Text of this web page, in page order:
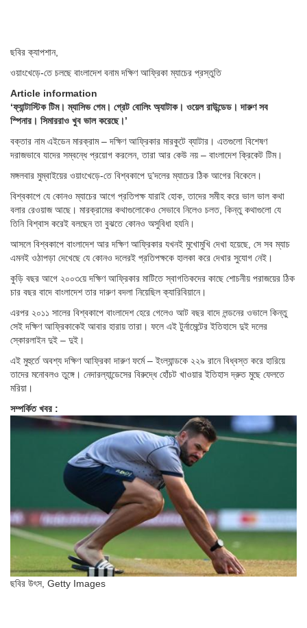
ছবির ক্যাপশান,
ওয়াংখেড়ে-তে চলছে বাংলাদেশ বনাম দক্ষিণ আফ্রিকা ম্যাচের প্রস্তুতি
Article information
‘ফ্যান্টাস্টিক টিম। ম্যাসিভ গেম। গ্রেট বোলিং অ্যাটাক। ওয়েল রাউন্ডেড। দারুণ সব
স্পিনার। সিমাররাও খুব ভাল করেছে।’
বক্তার নাম এইডেন মারক্রাম – দক্ষিণ আফ্রিকার মারকুটে ব্যাটার। এতগুলো বিশেষণ
দরাজভাবে যাদের সম্বন্ধে প্রয়োগ করলেন, তারা আর কেউ নয় – বাংলাদেশ ক্রিকেট টিম।
মঙ্গলবার মুম্বাইয়ের ওয়াংখেড়ে-তে বিশ্বকাপে দু’দলের ম্যাচের ঠিক আগের বিকেলে।
বিশ্বকাপে যে কোনও ম্যাচের আগে প্রতিপক্ষ যারাই হোক, তাদের সমীহ করে ভাল ভাল কথা
বলার রেওয়াজ আছে। মারক্রামের কথাগুলোকেও সেভাবে নিলেও চলত, কিন্তু কথাগুলো যে
তিনি বিশ্বাস করেই বলছেন তা বুঝতে কোনও অসুবিধা হযনি।
আসলে বিশ্বকাপে বাংলাদেশ আর দক্ষিণ আফ্রিকার যখনই মুখোমুখি দেখা হয়েছে, সে সব ম্যাচ
এমনই ওঠাপড়া দেখেছে যে কোনও দলেরই প্রতিপক্ষকে হালকা করে দেখার সুযোগ নেই।
কুড়ি বছর আগে ২০০৩য়ে দক্ষিণ আফ্রিকার মাটিতে স্বাগতিকদের কাছে শোচনীয় পরাজয়ের ঠিক
চার বছর বাদে বাংলাদেশ তার দারুণ বদলা নিয়েছিল ক্যারিবিয়ানে।
এরপর ২০১১ সালের বিশ্বকাপে বাংলাদেশ হেরে গেলেও আট বছর বাদে লন্ডনের ওভালে কিন্তু
সেই দক্ষিণ আফ্রিকাকেই আবার হারায় তারা। ফলে এই টুর্নামেন্টের ইতিহাসে দুই দলের
স্কোরলাইন দুই – দুই।
এই মুহুর্তে অবশ্য দক্ষিণ আফ্রিকা দারুণ ফর্মে – ইংল্যান্ডকে ২২৯ রানে বিধ্বস্ত করে হারিয়ে
তাদের মনোবলও তুঙ্গে। নেদারল্যান্ডেসের বিরুদ্ধে হোঁচট খাওয়ার ইতিহাস দ্রুত মুছে ফেলতে
মরিয়া।
সম্পর্কিত খবর :
ছবির উৎস, Getty Images